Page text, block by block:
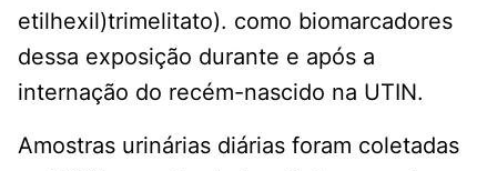
etilhexil)trimelitato). como biomarcadores
dessa exposição durante e após a
internação do recém-nascido na UTIN.
Amostras urinárias diárias foram coletadas